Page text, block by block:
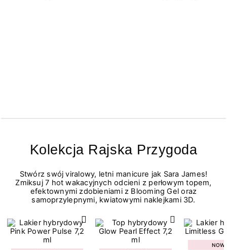
Kolekcja Rajska Przygoda
Stwórz swój viralowy, letni manicure jak Sara James!
Zmiksuj 7 hot wakacyjnych odcieni z perłowym topem,
efektownymi zdobieniami z Blooming Gel oraz
samoprzylepnymi, kwiatowymi naklejkami 3D.